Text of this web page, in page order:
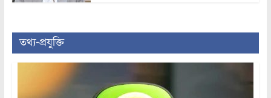
তথ্য-প্রযুক্তি